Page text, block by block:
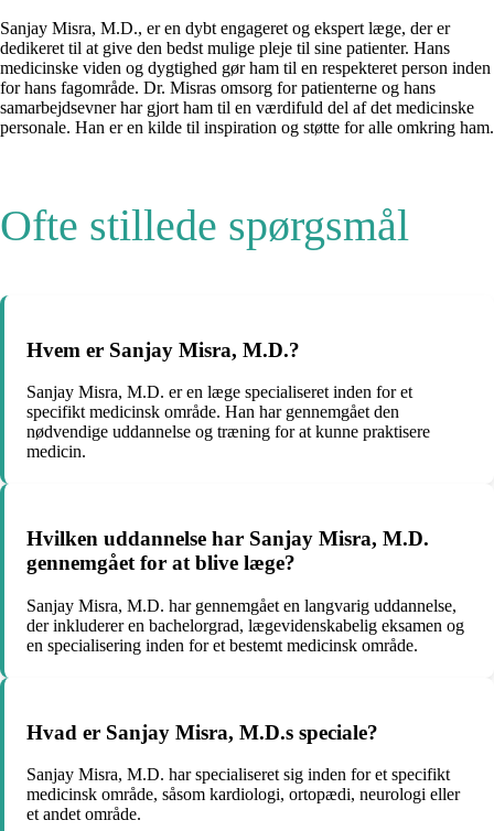
Sanjay Misra, M.D., er en dybt engageret og ekspert læge, der er
dedikeret til at give den bedst mulige pleje til sine patienter. Hans
medicinske viden og dygtighed gør ham til en respekteret person inden
for hans fagområde. Dr. Misras omsorg for patienterne og hans
samarbejdsevner har gjort ham til en værdifuld del af det medicinske
personale. Han er en kilde til inspiration og støtte for alle omkring ham.
Ofte stillede spørgsmål
Hvem er Sanjay Misra, M.D.?
Sanjay Misra, M.D. er en læge specialiseret inden for et
specifikt medicinsk område. Han har gennemgået den
nødvendige uddannelse og træning for at kunne praktisere
medicin.
Hvilken uddannelse har Sanjay Misra, M.D.
gennemgået for at blive læge?
Sanjay Misra, M.D. har gennemgået en langvarig uddannelse,
der inkluderer en bachelorgrad, lægevidenskabelig eksamen og
en specialisering inden for et bestemt medicinsk område.
Hvad er Sanjay Misra, M.D.s speciale?
Sanjay Misra, M.D. har specialiseret sig inden for et specifikt
medicinsk område, såsom kardiologi, ortopædi, neurologi eller
et andet område.